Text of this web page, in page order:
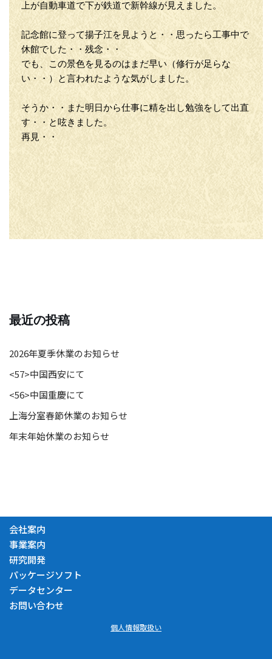
上が自動車道で下が鉄道で新幹線が見えました。
記念館に登って揚子江を見ようと・・思ったら工事中で
休館でした・・残念・・
でも、この景色を見るのはまだ早い（修行が足らな
い・・）と言われたような気がしました。
そうか・・また明日から仕事に精を出し勉強をして出直
す・・と呟きました。
再見・・
最近の投稿
2026年夏季休業のお知らせ
<57>中国西安にて
<56>中国重慶にて
上海分室春節休業のお知らせ
年末年始休業のお知らせ
会社案内
事業案内
研究開発
パッケージソフト
データセンター
お問い合わせ
個人情報取扱い